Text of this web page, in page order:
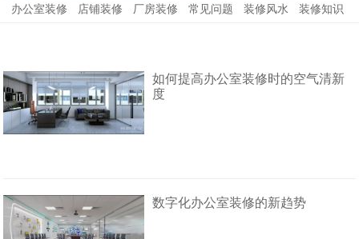
办公室装修 店铺装修 厂房装修 常见问题 装修风水 装修知识
如何提高办公室装修时的空气清新
度
数字化办公室装修的新趋势